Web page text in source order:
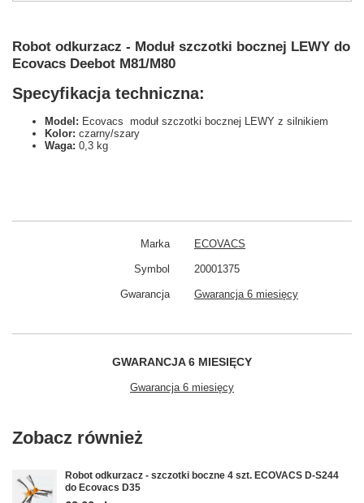
Robot odkurzacz - Moduł szczotki bocznej LEWY do
Ecovacs Deebot M81/M80
Specyfikacja techniczna:
Model: Ecovacs moduł szczotki bocznej LEWY z silnikiem
Kolor: czarny/szary
Waga: 0,3 kg
Marka ECOVACS
Symbol 20001375
Gwarancja Gwarancja 6 miesięcy
GWARANCJA 6 MIESIĘCY
Gwarancja 6 miesięcy
Zobacz również
Robot odkurzacz - szczotki boczne 4 szt. ECOVACS D-S244
do Ecovacs D35